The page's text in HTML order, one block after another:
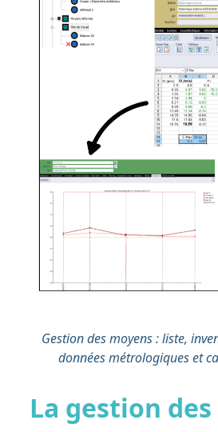
Gestion des moyens : liste,
données métrologiques et
La gestion